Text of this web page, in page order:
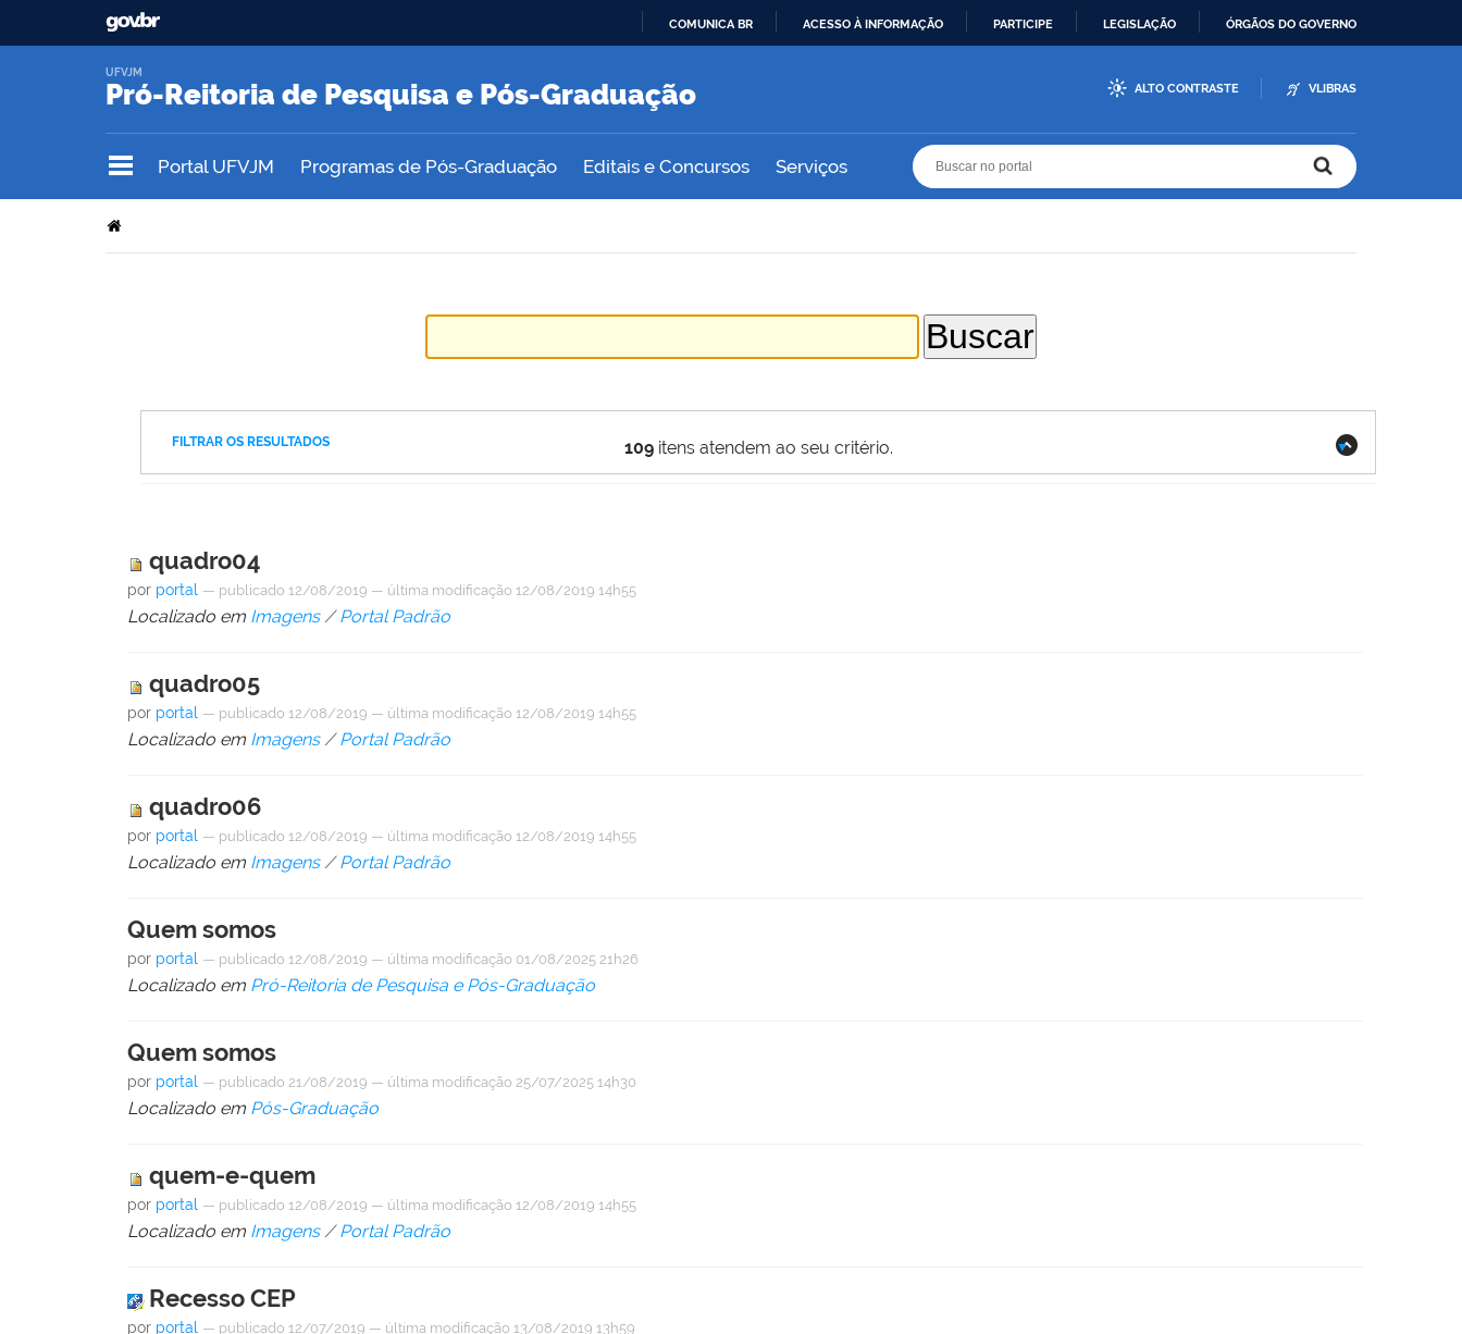
COMUNICA BR ACESSO À INFORMAÇÃO PARTICIPE LEGISLAÇÃO ÓRGÃOS DO GOVERNO
Pró-Reitoria de Pesquisa e Pós-Graduação
UFVJM
ALTO CONTRASTE VLIBRAS
Portal UFVJM Programas de Pós-Graduação Editais e Concursos Serviços
109itens atendem ao seu critério.
FILTRAR OS RESULTADOS
quadro04
por portal — publicado 12/08/2019 — última modificação 12/08/2019 14h55
Localizado em Imagens /Portal Padrão
quadro05
por portal — publicado 12/08/2019 — última modificação 12/08/2019 14h55
Localizado em Imagens /Portal Padrão
quadro06
por portal — publicado 12/08/2019 — última modificação 12/08/2019 14h55
Localizado em Imagens /Portal Padrão
Quem somos
por portal — publicado 12/08/2019 — última modificação 01/08/2025 21h26
Localizado em Pró-Reitoria de Pesquisa e Pós-Graduação
Quem somos
por portal — publicado 21/08/2019 — última modificação 25/07/2025 14h30
Localizado em Pós-Graduação
quem-e-quem
por portal — publicado 12/08/2019 — última modificação 12/08/2019 14h55
Localizado em Imagens /Portal Padrão
Recesso CEP
por portal — publicado 12/07/2019 — última modificação 13/08/2019 13h59